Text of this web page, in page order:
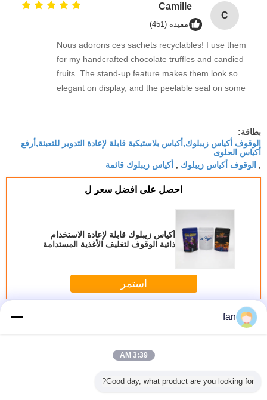
C
Camille
مفيدة (451)
Nous adorons ces sachets recyclables! I use them
for my handcrafted chocolate truffles and candied
fruits. The stand-up feature makes them look so
elegant on display, and the peelable seal on some
L’impression est très nette et le service client était
بطاقة:
الوقوف أكياس زيبلوك,أكياس بلاستيكية قابلة لإعادة التدوير للتعبئة,أرفع
أكياس الحلوى
, الوقوف أكياس زيبلوك , أكياس زيبلوك قائمة
احصل على افضل سعر ل
أكياس زيبلوك قابلة لإعادة الاستخدام
ذاتية الوقوف لتغليف الأغذية المستدامة
استمر
أكثر أكياس بلاستيكية قابلة لإعادة التدوير
حقيبة بلاستيكية
حقيبة بلاستيكية
fan
3:39 AM
Good day, what product are you looking for?